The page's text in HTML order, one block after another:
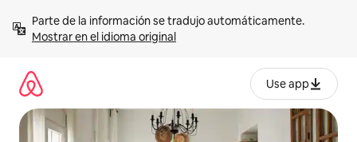
contenidoMostrar en el idioma original
Use app